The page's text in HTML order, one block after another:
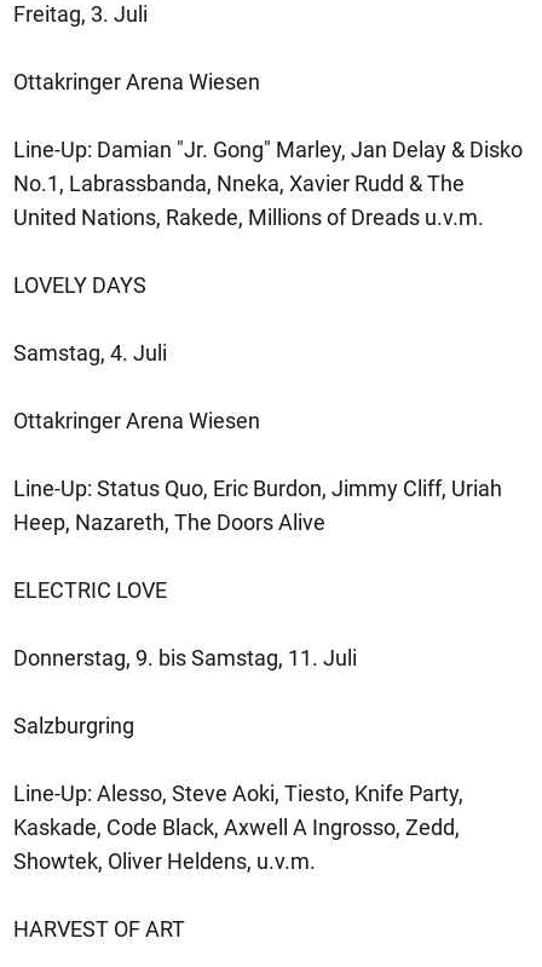
Freitag, 3. Juli
Ottakringer Arena Wiesen
Line-Up: Damian "Jr. Gong" Marley, Jan Delay & Disko
No.1, Labrassbanda, Nneka, Xavier Rudd & The
United Nations, Rakede, Millions of Dreads u.v.m.
LOVELY DAYS
Samstag, 4. Juli
Ottakringer Arena Wiesen
Line-Up: Status Quo, Eric Burdon, Jimmy Cliff, Uriah
Heep, Nazareth, The Doors Alive
ELECTRIC LOVE
Donnerstag, 9. bis Samstag, 11. Juli
Salzburgring
Line-Up: Alesso, Steve Aoki, Tiesto, Knife Party,
Kaskade, Code Black, Axwell A Ingrosso, Zedd,
Showtek, Oliver Heldens, u.v.m.
HARVEST OF ART